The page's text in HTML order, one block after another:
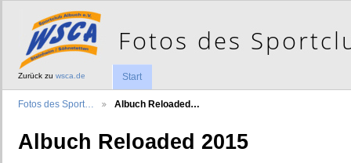
Zurück zu wsca.de Start
Fotos des Sport… Albuch Reloaded…
Albuch Reloaded 2015